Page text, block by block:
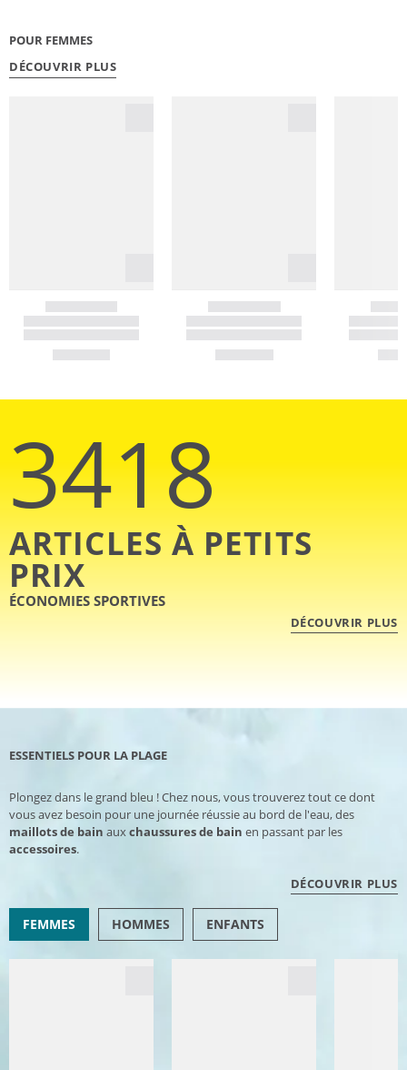
POUR FEMMES
DÉCOUVRIR PLUS
3418
ARTICLES À PETITS
PRIX
ÉCONOMIES SPORTIVES
DÉCOUVRIR PLUS
ESSENTIELS POUR LA PLAGE
Plongez dans le grand bleu ! Chez nous, vous trouverez tout ce dont
vous avez besoin pour une journée réussie au bord de l'eau, des
maillots de bain auxchaussures de bain en passant par les
accessoires.
DÉCOUVRIR PLUS
FEMMES HOMMES ENFANTS